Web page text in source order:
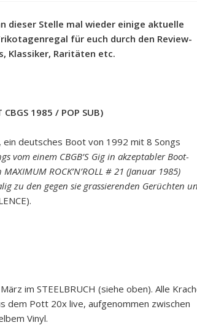
dieser Stelle mal wieder einige aktuelle
für euch durch den Review-
Klassiker, Raritäten etc.
CBGS 1985 / POP SUB)
deutsches Boot von 1992 mit 8 Songs
vom einem CBGB’S Gig in akzeptabler Boot-
ROCK’N’ROLL # 21 (Januar 1985)
zu den gegen sie grassierenden Gerüchten
im STEELBRUCH (siehe oben). Alle
dem Pott 20x live, aufgenommen zwischen
Vinyl.